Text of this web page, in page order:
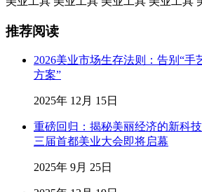
推荐阅读
2026美业市场生存法则：告别“手
方案”
2025年 12月 15日
重磅回归：揭秘美丽经济的新科
三届首都美业大会即将启幕
2025年 9月 25日